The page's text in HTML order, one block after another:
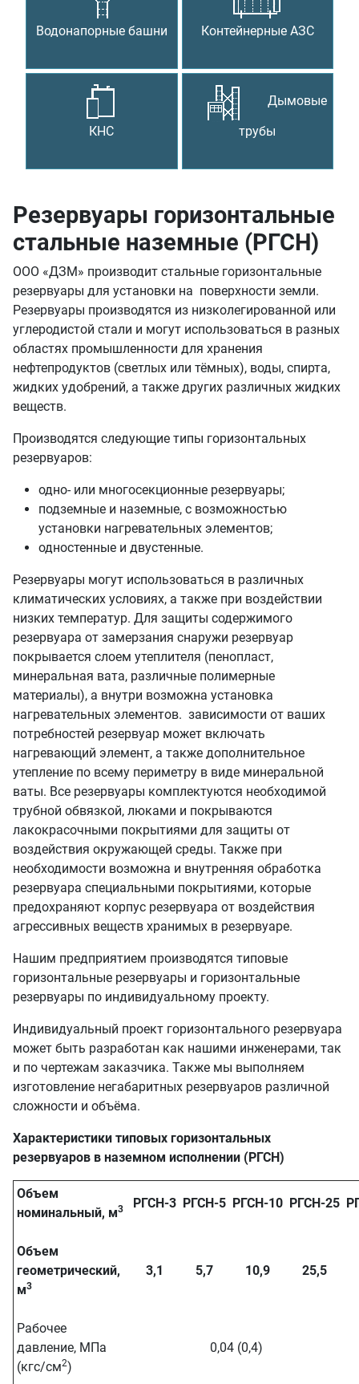
Водонапорные башни Контейнерные АЗС
КНС
Дымовые
трубы
Резервуары горизонтальные
стальные наземные (РГСН)
ООО «ДЗМ» производит стальные горизонтальные
резервуары для установки на поверхности земли.
Резервуары производятся из низколегированной или
углеродистой стали и могут использоваться в разных
областях промышленности для хранения
нефтепродуктов (светлых или тёмных), воды, спирта,
жидких удобрений, а также других различных жидких
веществ.
Производятся следующие типы горизонтальных
резервуаров:
одно- или многосекционные резервуары;
подземные и наземные, с возможностью
установки нагревательных элементов;
одностенные и двустенные.
Резервуары могут использоваться в различных
климатических условиях, а также при воздействии
низких температур. Для защиты содержимого
резервуара от замерзания снаружи резервуар
покрывается слоем утеплителя (пенопласт,
минеральная вата, различные полимерные
материалы), а внутри возможна установка
нагревательных элементов. зависимости от ваших
потребностей резервуар может включать
нагревающий элемент, а также дополнительное
утепление по всему периметру в виде минеральной
ваты. Все резервуары комплектуются необходимой
трубной обвязкой, люками и покрываются
лакокрасочными покрытиями для защиты от
воздействия окружающей среды. Также при
необходимости возможна и внутренняя обработка
резервуара специальными покрытиями, которые
предохраняют корпус резервуара от воздействия
агрессивных веществ хранимых в резервуаре.
Нашим предприятием производятся типовые
горизонтальные резервуары и горизонтальные
резервуары по индивидуальному проекту.
Индивидуальный проект горизонтального резервуара
может быть разработан как нашими инженерами, так
и по чертежам заказчика. Также мы выполняем
изготовление негабаритных резервуаров различной
сложности и объёма.
Характеристики типовых горизонтальных
резервуаров в наземном исполнении (РГСН)
Объем
номинальный, м3 РГСН-3 РГСН-5 РГСН-10 РГСН-25
Объем
геометрический,
м3
3,1 5,7 10,9 25,5
Рабочее
давление, МПа
(кгс/см2)
0,04 (0,4)